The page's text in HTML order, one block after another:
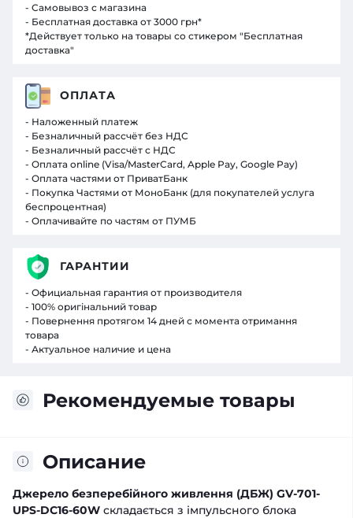
Рекомендуемые товары
Описание
Джерело безперебійного живлення (ДБЖ) GV-701-
UPS-DC16-60W складається з імпульсного блока
- Самовывоз с магазина
- Бесплатная доставка от 3000 грн*
*Действует только на товары со стикером "Бесплатная
доставка"
ОПЛАТА
- Наложенный платеж
- Безналичный рассчёт без НДС
- Безналичный рассчёт с НДС
- Оплата online (Visa/MasterCard, Apple Pay, Google Pay)
- Оплата частями от ПриватБанк
- Покупка Частями от МоноБанк (для покупателей услуга
беспроцентная)
- Оплачивайте по частям от ПУМБ
ГАРАНТИИ
- Официальная гарантия от производителя
- 100% оригінальний товар
- Повернення протягом 14 дней с момента отримання
товара
- Актуальное наличие и цена